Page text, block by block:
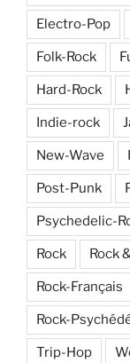
Electro-Pop
Folk-Rock
Hard-Rock
Indie-rock
New-Wave
Post-Punk
Psychedelic-
Rock Rock
Rock-Français
Rock-
Trip-Hop